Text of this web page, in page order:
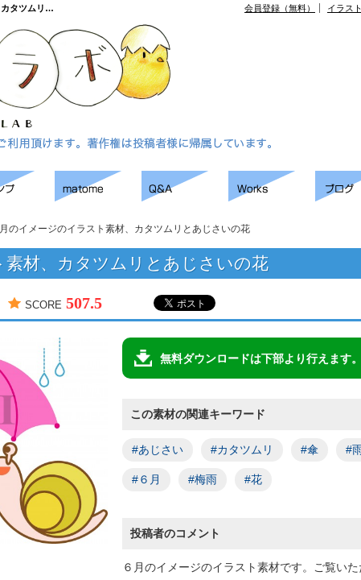
カタツムリ… 会員登録（無料） イラス
のイメージのイラスト素材、カタツムリとあじさいの花
素材、カタツムリとあじさいの花
SCORE 507.5
無料ダウンロードは下部より行えます。
この素材の関連キーワード
#あじさい #カタツムリ #傘 #
#６月 #梅雨 #花
投稿者のコメント
６月のイメージのイラスト素材です。ご覧いた